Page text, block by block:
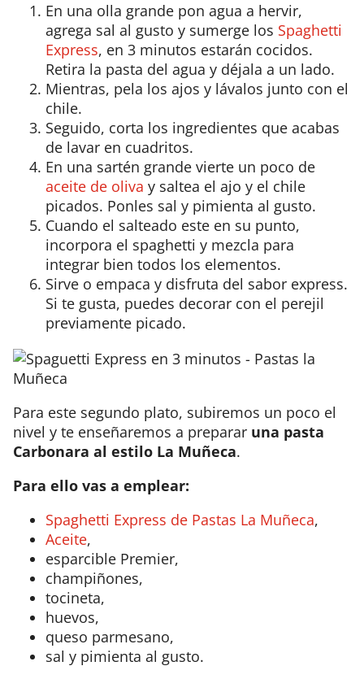
En una olla grande pon agua a hervir,
agrega sal al gusto y sumerge los Spaghetti
Express, en 3 minutos estarán cocidos.
Retira la pasta del agua y déjala a un lado.
Mientras, pela los ajos y lávalos junto con el
chile.
Seguido, corta los ingredientes que acabas
de lavar en cuadritos.
En una sartén grande vierte un poco de
aceite de oliva y saltea el ajo y el chile
picados. Ponles sal y pimienta al gusto.
Cuando el salteado este en su punto,
incorpora el spaghetti y mezcla para
integrar bien todos los elementos.
Sirve o empaca y disfruta del sabor express.
Si te gusta, puedes decorar con el perejil
previamente picado.
Para este segundo plato, subiremos un poco el
nivel y te enseñaremos a preparar una pasta
Carbonara al estilo La Muñeca.
Para ello vas a emplear:
Spaghetti Express de Pastas La Muñeca,
Aceite,
esparcible Premier,
champiñones,
tocineta,
huevos,
queso parmesano,
sal y pimienta al gusto.